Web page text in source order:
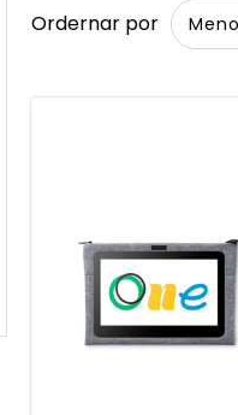
Ordernar por